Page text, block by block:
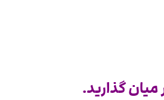
میان گذارید.